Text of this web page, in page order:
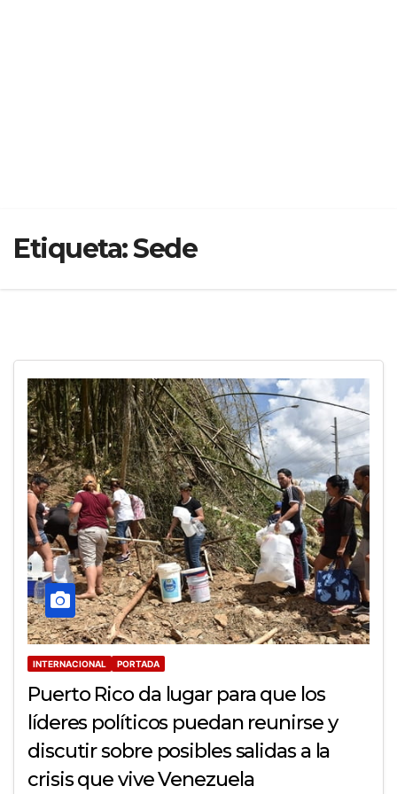
Etiqueta:Sede
INTERNACIONAL PORTADA
Puerto Rico da lugar para que los
líderes políticos puedan reunirse y
discutir sobre posibles salidas a la
crisis que vive Venezuela